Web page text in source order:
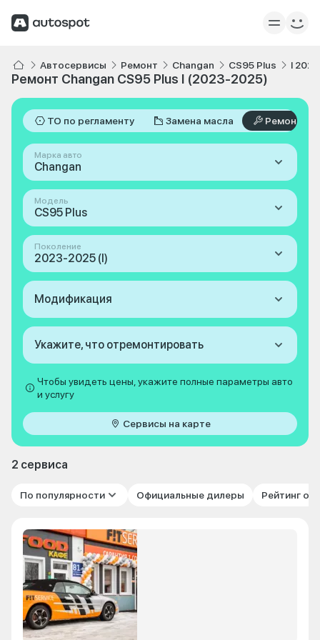
Автосервисы Ремонт Changan CS95 Plus I
Ремонт Changan CS95 Plus I (2023-2025)
ТО по регламенту Замена масла Ремонт
Марка авто
Changan
Модель
CS95 Plus
Поколение
2023-2025 (I)
Модификация
Укажите, что отремонтировать
Чтобы увидеть цены, укажите полные параметры авто
и услугу
Сервисы на карте
2 сервиса
По популярности Официальные дилеры Рейтинг